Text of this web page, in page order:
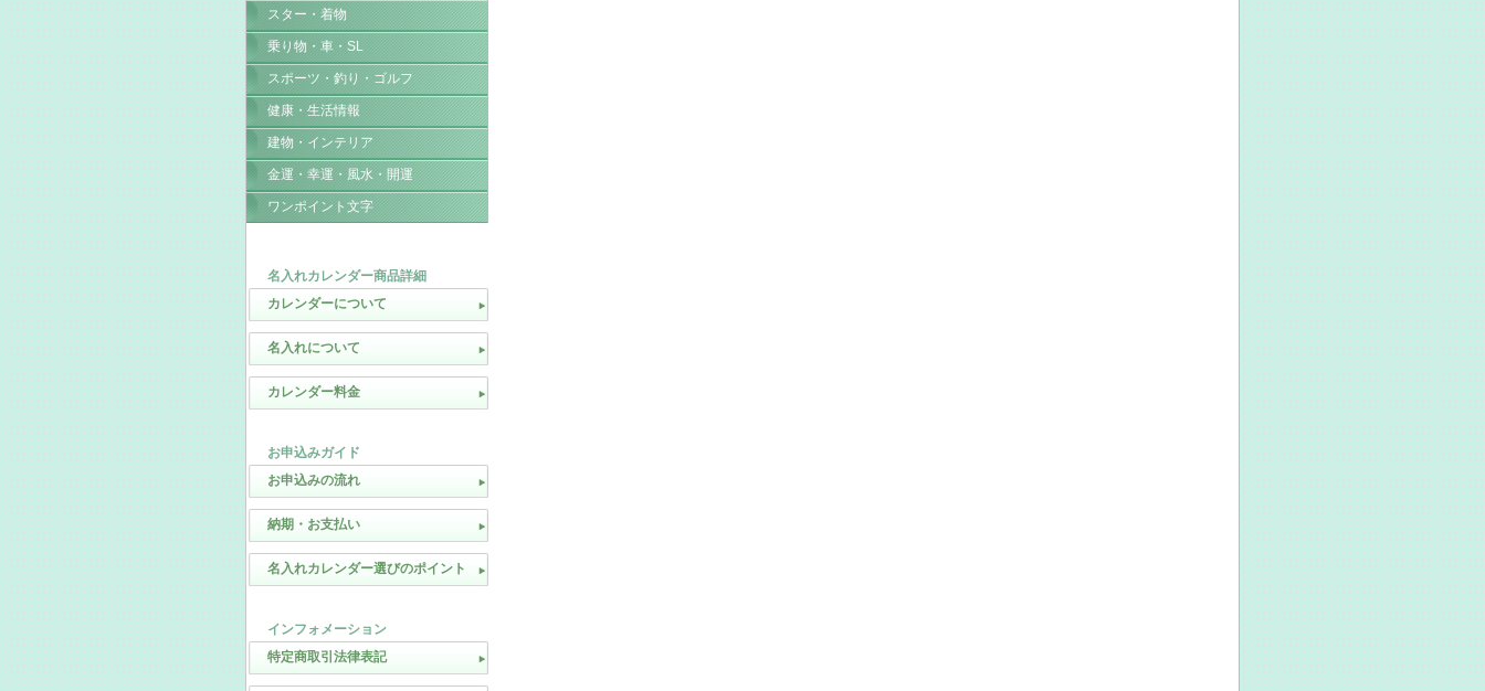
スター・着物
乗り物・車・SL
スポーツ・釣り・ゴルフ
健康・生活情報
建物・インテリア
金運・幸運・風水・開運
ワンポイント文字
名入れカレンダー商品詳細
カレンダーについて
名入れについて
カレンダー料金
お申込みガイド
お申込みの流れ
納期・お支払い
名入れカレンダー選びのポイント
インフォメーション
特定商取引法律表記